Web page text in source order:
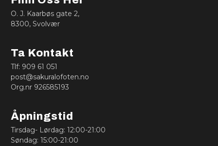
O. J. Kaarbøs gate 2,
8300, Svolvær
Ta Kontakt
Tlf: 909 61 051
post@sakuralofoten.no
Org.nr 926585193
Åpningstid
Tirsdag- Lørdag: 12:00-21:00
Søndag: 15:00-21:00